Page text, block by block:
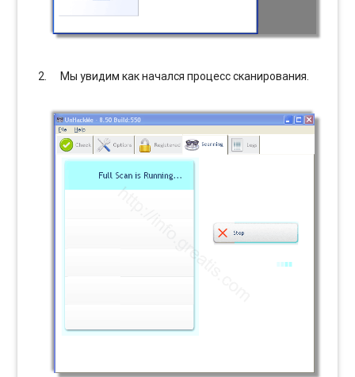
Мы увидим как начался процесс сканирования.